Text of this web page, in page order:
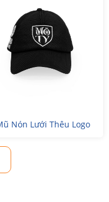
Nón Lưới Thêu Logo